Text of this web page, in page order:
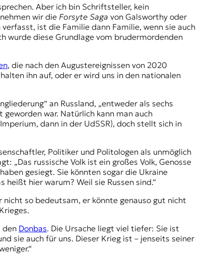
Aber ich bin Schriftsteller, kein
wir die Forsyte Saga von Galsworthy oder
ist die Familie dann Familie, wenn sie auch
wurde diese Grundlage vom brudermordenden
, die nach den Augustereignissen von 2020
ihn auf, oder er wird uns in den nationalen
an Russland, „entweder als sechs
war. Natürlich kann man auch
dann in der UdSSR), doch stellt sich in
Politiker und Politologen als unmöglich
„Das russische Volk ist ein großes Volk, Genosse
gesiegt. Sie könnten sogar die Ukraine
heißt hier warum? Weil sie Russen sind.“
so bedeutsam, er könnte genauso gut nicht
den Donbas. Die Ursache liegt viel tiefer: Sie ist
sie auch für uns. Dieser Krieg ist – jenseits seiner